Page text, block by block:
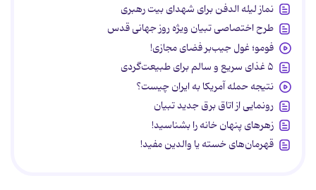
نماز لیله الدفن برای شهدای بیت رهبری
طرح اختصاصی تبیان ویژه روز جهانی قدس
فومو؛ غول جیب‌بر فضای مجازی!
۵ غذای سریع و سالم برای طبیعت‌گردی
نتیجه حمله آمریکا به ایران چیست؟
رونمایی از اتاق برق جدید تبیان
زهرهای پنهان خانه را بشناسید!
قهرمان‌های خسته یا والدین مفید!